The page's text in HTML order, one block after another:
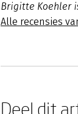
Brigitte Koehler
Alle recensies
Deel dit